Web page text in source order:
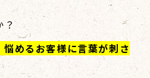
？
めるお客様に言葉が刺さ